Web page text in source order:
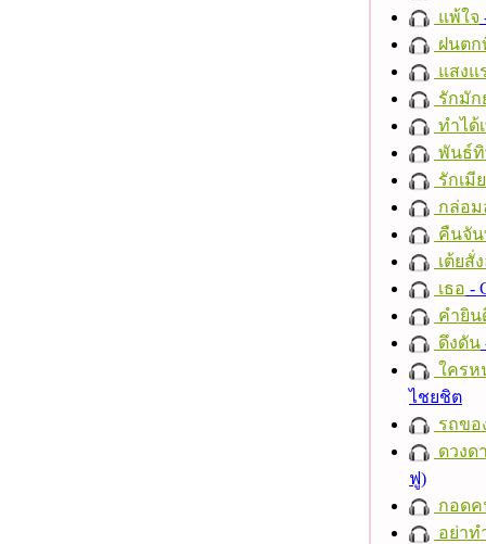
แพ้ใจ
ฝนตก
แสงแ
รักมัก
ทำได้
พันธ์
รักเมี
กล่อม
คืนจั
เต้ยสั่
เธอ -
คำยิน
ดึงดัน
ใครห
ไชยชิต
รถขอ
ดวงด
ฟู)
กอดค
อย่าท